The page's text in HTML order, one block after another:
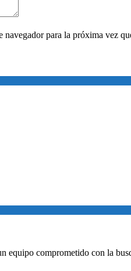
para la próxima vez
equipo comprometido con la